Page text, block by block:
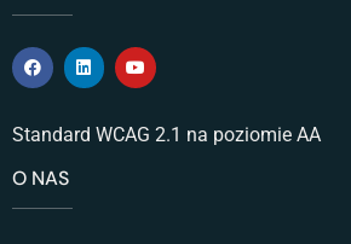
Standard WCAG 2.1 na poziomie AA
O NAS